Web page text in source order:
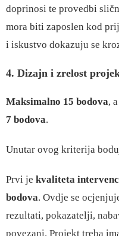
doprinosi te provedbi
mora biti zaposlen kod
i iskustvo dokazuju se
4. Dizajn i zrelost
Maksimalno 15 bodova,
7 bodova.
Unutar ovog kriterija
Prvi je kvaliteta
bodova. Ovdje se
rezultati, pokazatelji,
povezani. Projekt treba